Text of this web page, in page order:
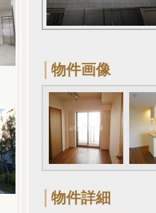
物件画像
物件詳細